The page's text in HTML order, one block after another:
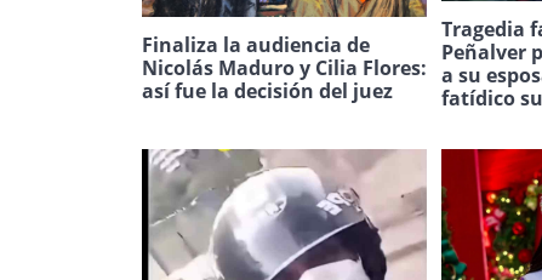
Finaliza la audiencia de
Nicolás Maduro y Cilia Flores:
así fue la decisión del juez
Tragedia
Peñalver
a su
fatídico